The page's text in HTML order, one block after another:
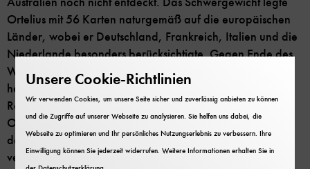
Ortelius mit 56 Karten naturgemäß auf die europäischen
Länder, wobei er Deutschland, Frankreich, Italien und die
Niederlande besonders berücksichtigte. Gegen Ende des
Werks finden sich 10 Karten zu Asien und Afrika, dabei
handelt es sich vor allem um Karten des Osmanischen
Reichs, der heutigen Türkei. Im Geschmack der Zeit ließ
Ortelius die Karten mit mythologischen Darstellungen und
der Abbildung von nautischen Geräten oder Schiffen
verzieren. Den 53 Blättern mit ihren insgesamt 69 Karten
Unsere Cookie-Richtlinien
Wir verwenden Cookies, um unsere Seite sicher und zuverlässig anbieten zu können
und die Zugriffe auf unserer Webseite zu analysieren. Sie helfen uns dabei, die
Webseite zu optimieren und Ihr persönliches Nutzungserlebnis zu verbessern. Ihre
Einwilligung können Sie jederzeit widerrufen. Weitere Informationen erhalten Sie in